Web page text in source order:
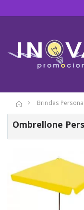
Brindes
Ombrellone